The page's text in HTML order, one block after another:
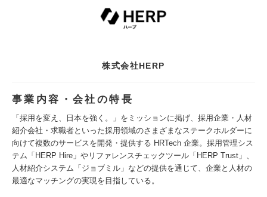
株式会社HERP
事業内容・会社の特長
「採用を変え、日本を強く。」をミッションに掲げ、採用企業・人材
紹介会社・求職者といった採用領域のさまざまなステークホルダーに
向けて複数のサービスを開発・提供する HRTech 企業。採用管理シス
テム「HERP Hire」やリファレンスチェックツール「HERP Trust」、
人材紹介システム「ジョブミル」などの提供を通じて、企業と人材の
最適なマッチングの実現を目指している。